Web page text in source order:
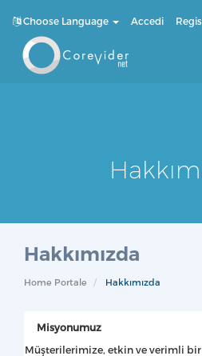
Choose Language Accedi
Hakkımızda
Home Portale Hakkımızda
Misyonumuz
Müşterilerimize, etkin ve verimli